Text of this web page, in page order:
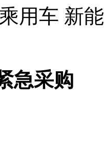
乘用车 新
急采购